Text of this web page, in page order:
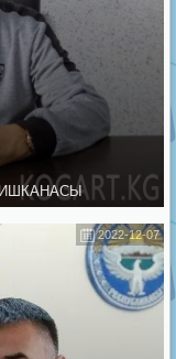
ИШКАНАСЫ
2022-12-07